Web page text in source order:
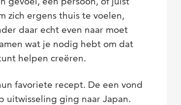
zich ergens thuis te voelen,
daar echt even naar moet
wat je nodig hebt om dat
helpen creëren.
favoriete recept. De een vond
uitwisseling ging naar Japan.